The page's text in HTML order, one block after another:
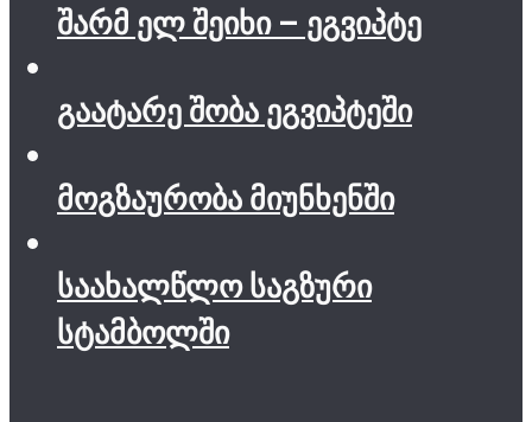
შარმ ელ შეიხი – ეგვიპტე
გაატარე შობა ეგვიპტეში
მოგზაურობა მიუნხენში
საახალწლო საგზური
სტამბოლში